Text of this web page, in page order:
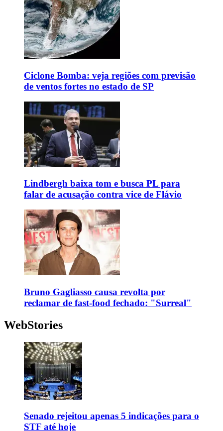
Ciclone Bomba: veja regiões com previsão
de ventos fortes no estado de SP
Lindbergh baixa tom e busca PL para
falar de acusação contra vice de Flávio
Bruno Gagliasso causa revolta por
reclamar de fast-food fechado: "Surreal"
WebStories
Senado rejeitou apenas 5 indicações para o
STF até hoje